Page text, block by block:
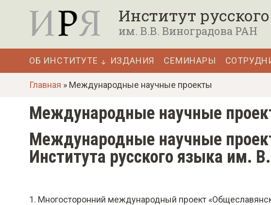
Институт
им. В.В. Виноградова РАН
Основная
навигация
ОБ ИНСТИТУТЕ ИЗДАНИЯ СЕМИНАРЫ
Главная » Международные научные проекты
Международные научные
Международные научные
Института русского языка им.
1. Многосторонний международный проект